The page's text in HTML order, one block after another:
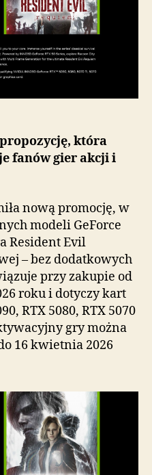
się
z
koszmarem
w
Requiem
która
fanów gier akcji i
nową promocję, w
modeli GeForce
Resident Evil
– bez dodatkowych
przy zakupie od
roku i dotyczy kart
RTX 5080, RTX 5070
gry można
16 kwietnia 2026